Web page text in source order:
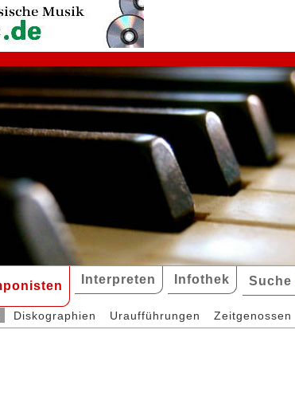
Interpreten Infothek Suche
Diskographien Uraufführungen Zeitgenossen